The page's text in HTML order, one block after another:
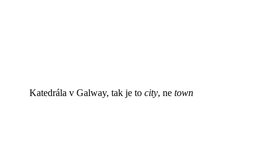
Katedrála v Galway, tak je to city, ne town